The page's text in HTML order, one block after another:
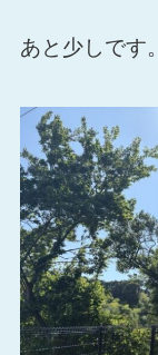
あと少しです。